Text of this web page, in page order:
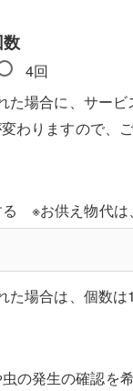
4回
場合に、サービ
わりますので、ご
※お供え物代は
た場合は、個数は
の発生の確認を